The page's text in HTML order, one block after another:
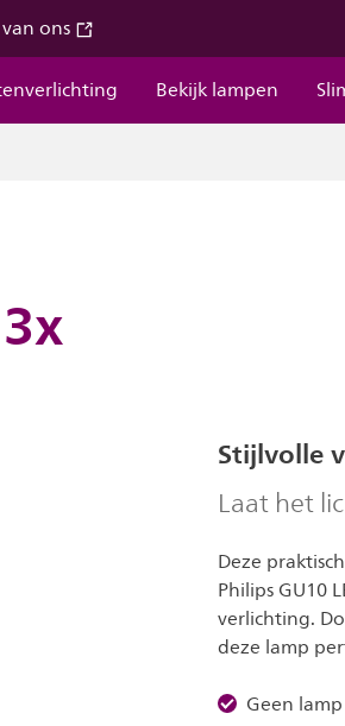
ons
Bekijk lampen
Stijlvolle
Laat het
Deze
Philips GU10
verlichting.
deze lamp
Geen lamp